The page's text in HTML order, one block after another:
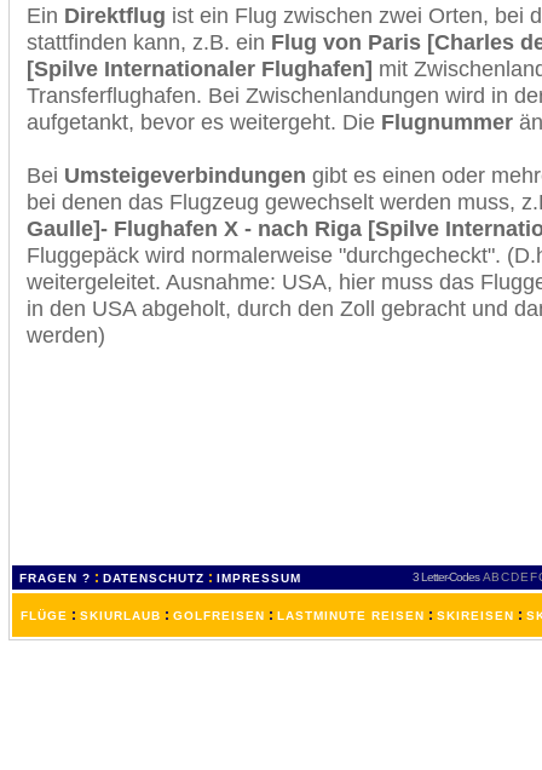
Ein Direktflug ist ein Flug zwischen zwei Orten, bei
stattfinden kann, z.B. ein Flug von Paris [Charles
[Spilve Internationaler Flughafen] mit
Transferflughafen. Bei Zwischenlandungen wird in
aufgetankt, bevor es weitergeht. Die Flugnummer
Bei Umsteigeverbindungen gibt es einen oder
bei denen das Flugzeug gewechselt werden muss,
Gaulle]- Flughafen X - nach Riga [Spilve
Fluggepäck wird normalerweise "durchgecheckt".
weitergeleitet. Ausnahme: USA, hier muss das
in den USA abgeholt, durch den Zoll gebracht und
werden)
FRAGEN ? : DATENSCHUTZ : IMPRESSUM 3 Letter-Codes ABCDEF
FLÜGE : SKIURLAUB : GOLFREISEN : LASTMINUTE REISEN : SKIREISEN :